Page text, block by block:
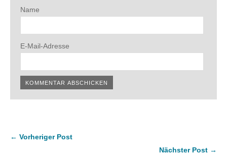
Name
E-Mail-Adresse
← Vorheriger Post
Nächster Post →